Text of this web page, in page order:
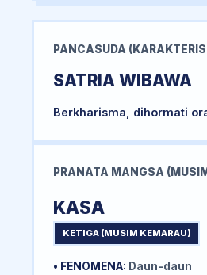
PANCASUDA
SATRIA WIBAWA
Berkharisma, dihormati
PRANATA MANGSA
KASA
KETIGA (MUSIM KEMARAU)
• FENOMENA: Daun-daun